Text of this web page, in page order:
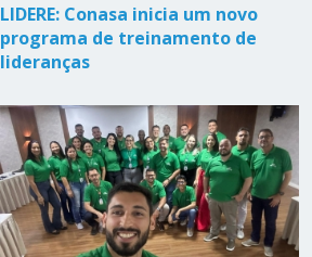
LIDERE: Conasa inicia um novo
programa de treinamento de
lideranças